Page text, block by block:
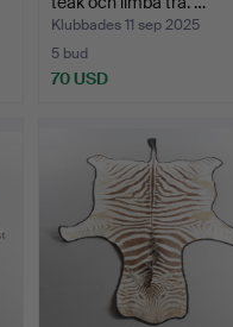
Klubbades 11 sep 2025
5 bud
70 USD